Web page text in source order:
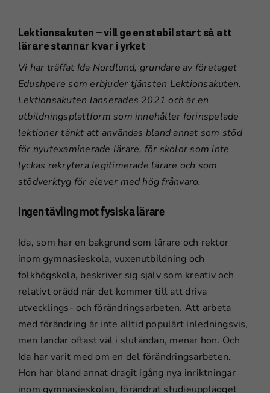
Lektionsakuten – vill ge en stabil start så att
lärare stannar kvar i yrket
Vi har träffat Ida Nordlund, grundare av företaget
Edushpere som erbjuder tjänsten Lektionsakuten.
Lektionsakuten lanserades 2021 och är en
utbildningsplattform som innehåller förinspelade
lektioner tänkt att användas bland annat som stöd
för nyutexaminerade lärare, för skolor som inte
lyckas rekrytera legitimerade lärare och som
stödverktyg för elever med hög frånvaro.
Ingen tävling mot fysiska lärare
Ida, som har en bakgrund som lärare och rektor
inom gymnasieskola, vuxenutbildning och
folkhögskola, beskriver sig själv som kreativ och
relativt orädd när det kommer till att driva
utvecklings- och förändringsarbeten. Att arbeta
med förändring är inte alltid populärt inledningsvis,
men landar oftast väl i slutändan, menar hon. Och
Ida har varit med om en del förändringsarbeten.
Hon har bland annat dragit igång nya inriktningar
inom gymnasieskolan, förändrat studieupplägget